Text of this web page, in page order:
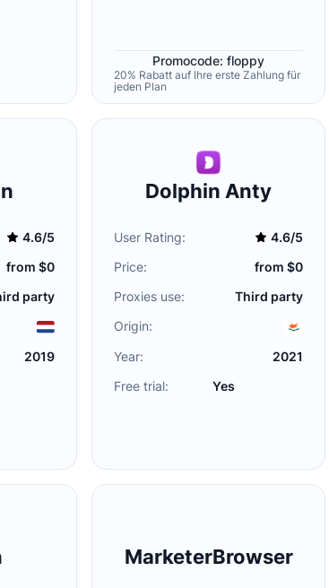
Promocode: floppy
20% Rabatt auf Ihre erste Zahlung für
jeden Plan
4.6/5
from $0
party
2019
Dolphin Anty
User Rating:
4.6/5
Price:
from $0
Proxies use:
Third party
Origin:
Year:
2021
Free trial:
Yes
MarketerBrowser